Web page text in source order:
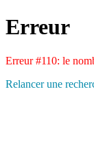
Erreur
Erreur #110: le
Relancer une